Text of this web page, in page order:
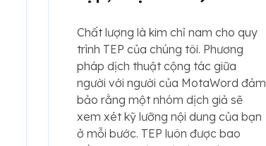
Chất lượng là kim chỉ nam cho quy
trình TEP của chúng tôi. Phương
pháp dịch thuật cộng tác giữa
người với người của MotaWord đảm
bảo rằng một nhóm dịch giả sẽ
xem xét kỹ lưỡng nội dung của bạn
ở mỗi bước. TEP luôn được bao